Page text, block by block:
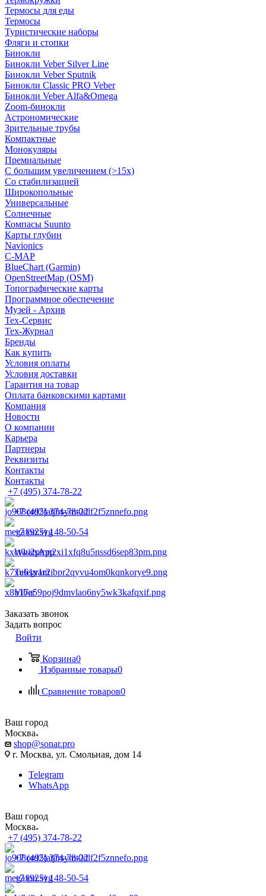
Термосы для еды
Термосы
Туристические наборы
Фляги и стопки
Бинокли
Бинокли Veber Silver Line
Бинокли Veber Sputnik
Бинокли Classic PRO Veber
Бинокли Veber Alfa&Omega
Zoom-бинокли
Астрономические
Зрительные трубы
Компактные
Монокуляры
Премиальные
С большим увеличением (>15x)
Со стабилизацией
Широкопольные
Универсальные
Солнечные
Компасы Suunto
Карты глубин
Navionics
C-MAP
BlueChart (Garmin)
OpenStreetMap (OSM)
Топографические карты
Программное обеспечение
Музей - Архив
Tex-Сервис
Тех-Журнал
Бренды
Как купить
Условия оплаты
Условия доставки
Гарантия на товар
Оплата банковскими картами
Компания
Новости
О компании
Карьера
Партнеры
Реквизиты
Контакты
Контакты
+7 (495) 374-78-22
+7 (495) 374-78-22
+7 (925) 148-50-54
WhatsApp
Telegram
Viber
Заказать звонок
Задать вопрос
Войти
Корзина0
Избранные товары0
Сравнение товаров0
Ваш город
Москва
shop@sonar.pro
г. Москва, ул. Смольная, дом 14
Telegram
WhatsApp
Ваш город
Москва
+7 (495) 374-78-22
+7 (495) 374-78-22
+7 (925) 148-50-54